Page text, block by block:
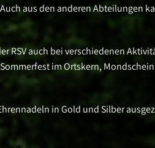
aus den anderen Abteilungen
RSV auch bei verschiedenen
im Ortskern,
in Gold und Silber